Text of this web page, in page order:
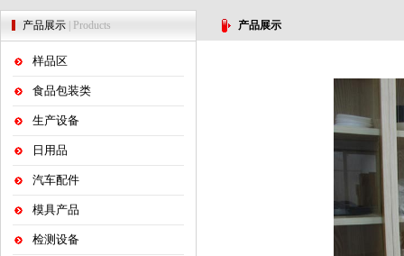
产品展示 | Products
样品区
食品包装类
生产设备
日用品
汽车配件
模具产品
检测设备
产品展示